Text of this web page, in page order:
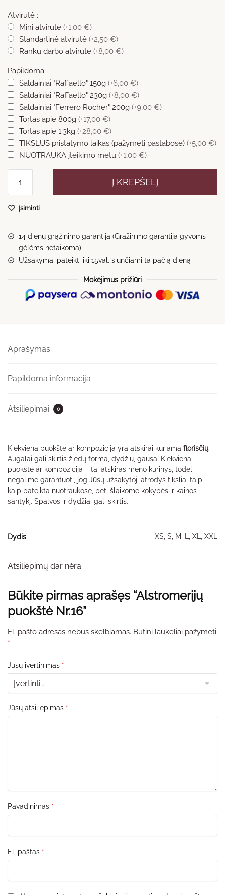
Atvirutė :
Mini atvirutė (+1,00 €)
Standartinė atvirutė (+2,50 €)
Rankų darbo atvirutė (+8,00 €)
Papildoma
Saldainiai "Raffaello" 150g (+6,00 €)
Saldainiai "Raffaello" 230g (+8,00 €)
Saldainiai "Ferrero Rocher" 200g (+9,00 €)
Tortas apie 800g (+17,00 €)
Tortas apie 1.3kg (+28,00 €)
TIKSLUS pristatymo laikas (pažymėti pastabose) (+5,00 €)
NUOTRAUKA įteikimo metu (+1,00 €)
kiekis:
puokštė
Į KREPŠELĮ
Įsiminti
14 dienų grąžinimo garantija (Grąžinimo garantija gyvoms
gėlėms netaikoma)
Užsakymai pateikti iki 15val. siunčiami ta pačią dieną
Mokėjimus prižiūri
Aprašymas
Papildoma informacija
Atsiliepimai 0
Kiekviena puokštė ar kompozicija yra atskirai kuriama florisčių.
Augalai gali skirtis žiedų forma, dydžiu, gausa. Kiekviena
puokštė ar kompozicija – tai atskiras meno kūrinys, todėl
negalime garantuoti, jog Jūsų užsakytoji atrodys tiksliai taip,
kaip pateikta nuotraukose, bet išlaikome kokybės ir kainos
santykį. Spalvos ir dydžiai gali skirtis.
Dydis XS, S, M, L, XL, XXL
Atsiliepimų dar nėra.
Būkite pirmas aprašęs “Alstromerijų
puokštė Nr.16”
El. pašto adresas nebus skelbiamas. Būtini laukeliai pažymėti
*
Jūsų įvertinimas *
Jūsų atsiliepimas *
Pavadinimas *
El. paštas *